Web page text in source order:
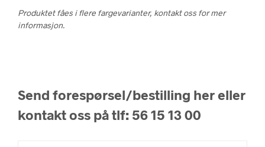
Produktet fåes i flere fargevarianter, kontakt oss for mer
informasjon.
Send forespørsel/bestilling her eller
kontakt oss på tlf: 56 15 13 00